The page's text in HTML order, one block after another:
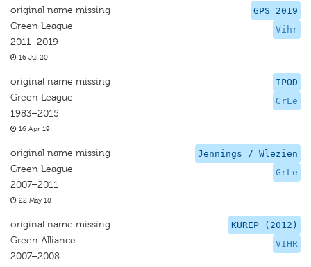
GPS 2019
Vihr
original name missing
Green League
2011–2019
16 Jul 20
IPOD
GrLe
original name missing
Green League
1983–2015
16 Apr 19
Jennings / Wlezien
GrLe
original name missing
Green League
2007–2011
22 May 18
KUREP (2012)
VIHR
original name missing
Green Alliance
2007–2008